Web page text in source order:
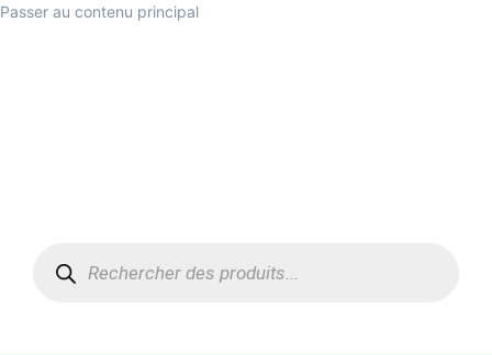
Passer au contenu principal